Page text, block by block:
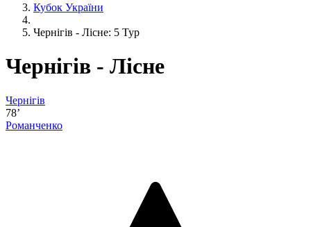
Кубок України
Чернігів - Лісне: 5 Тур
Чернігів - Лісне
Чернігів
78’
Романченко